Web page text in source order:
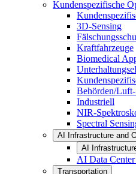
Kundenspezifische
3D-Sensing
Kraftfahrzeuge
Biomedical
Behörden/
Industriell
NIR-
Spectral
AI Infrastructure and
AI
AI Data
Transportation